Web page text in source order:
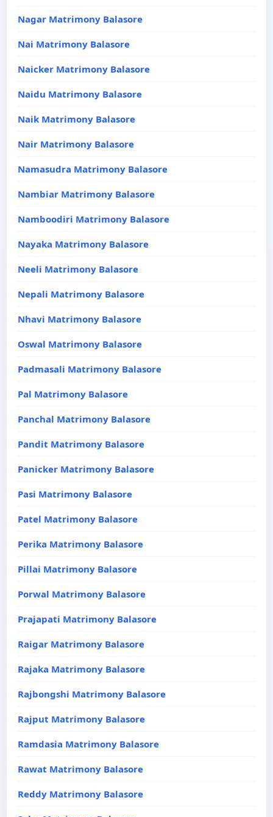
Nagar Matrimony Balasore
Nai Matrimony Balasore
Naicker Matrimony Balasore
Naidu Matrimony Balasore
Naik Matrimony Balasore
Nair Matrimony Balasore
Namasudra Matrimony Balasore
Nambiar Matrimony Balasore
Namboodiri Matrimony Balasore
Nayaka Matrimony Balasore
Neeli Matrimony Balasore
Nepali Matrimony Balasore
Nhavi Matrimony Balasore
Oswal Matrimony Balasore
Padmasali Matrimony Balasore
Pal Matrimony Balasore
Panchal Matrimony Balasore
Pandit Matrimony Balasore
Panicker Matrimony Balasore
Pasi Matrimony Balasore
Patel Matrimony Balasore
Perika Matrimony Balasore
Pillai Matrimony Balasore
Porwal Matrimony Balasore
Prajapati Matrimony Balasore
Raigar Matrimony Balasore
Rajaka Matrimony Balasore
Rajbongshi Matrimony Balasore
Rajput Matrimony Balasore
Ramdasia Matrimony Balasore
Rawat Matrimony Balasore
Reddy Matrimony Balasore